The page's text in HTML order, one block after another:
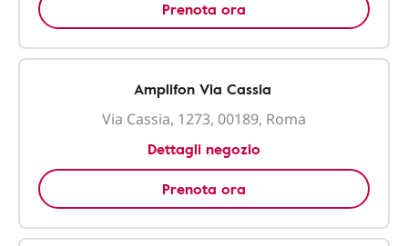
Prenota ora
Amplifon Via Cassia
Via Cassia, 1273, 00189, Roma
Dettagli negozio
Prenota ora